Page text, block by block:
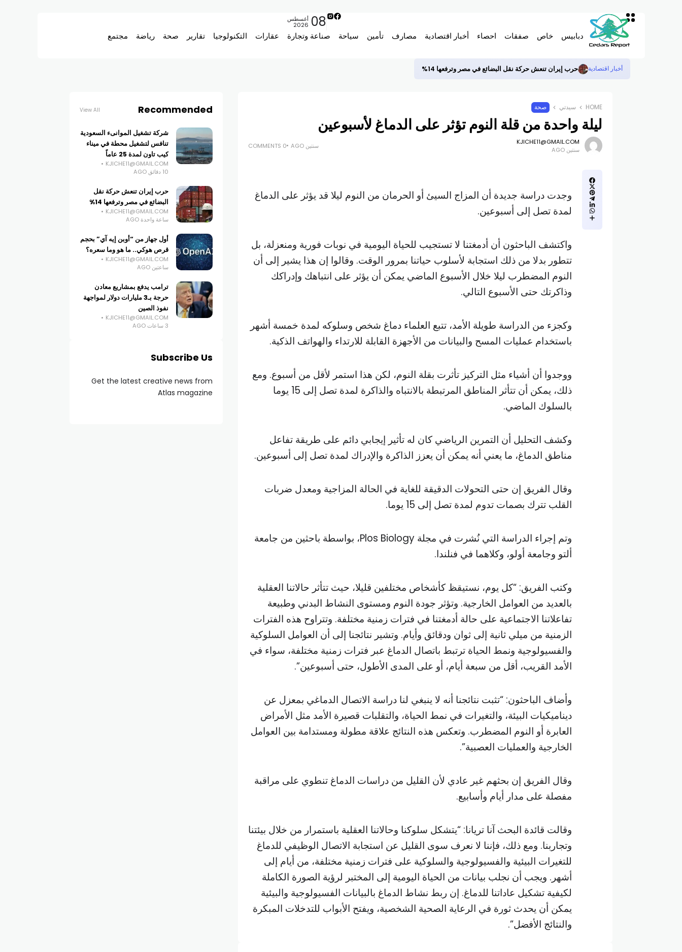
دبابيس خاص صفقات احصاء أخبار اقتصادية مصارف تأمين سياحة صناعة وتجارة عقارات التكنولوجيا تقارير صحة رياضة مجتمع
08 أغسطس
2026
أخبار اقتصادية حرب إيران تنعش حركة نقل البضائع في مصر وترفعها 14%
HOME سيدتي صحة
ليلة واحدة من قلة النوم تؤثر على الدماغ لأسبوعين
KJICHE11@GMAIL.COM
سنتين AGO
سنتين AGO 0 COMMENTS
وجدت دراسة جديدة أن المزاج السيئ أو الحرمان من النوم ليلا قد يؤثر على الدماغ
لمدة تصل إلى أسبوعين.
واكتشف الباحثون أن أدمغتنا لا تستجيب للحياة اليومية في نوبات فورية ومنعزلة، بل
تتطور بدلا من ذلك استجابة لأسلوب حياتنا بمرور الوقت. وقالوا إن هذا يشير إلى أن
النوم المضطرب ليلا خلال الأسبوع الماضي يمكن أن يؤثر على انتباهك وإدراكك
وذاكرتك حتى الأسبوع التالي.
وكجزء من الدراسة طويلة الأمد، تتبع العلماء دماغ شخص وسلوكه لمدة خمسة أشهر
باستخدام عمليات المسح والبيانات من الأجهزة القابلة للارتداء والهواتف الذكية.
ووجدوا أن أشياء مثل التركيز تأثرت بقلة النوم، لكن هذا استمر لأقل من أسبوع. ومع
ذلك، يمكن أن تتأثر المناطق المرتبطة بالانتباه والذاكرة لمدة تصل إلى 15 يوما
بالسلوك الماضي.
وكشف التحليل أن التمرين الرياضي كان له تأثير إيجابي دائم على طريقة تفاعل
مناطق الدماغ، ما يعني أنه يمكن أن يعزز الذاكرة والإدراك لمدة تصل إلى أسبوعين.
وقال الفريق إن حتى التحولات الدقيقة للغاية في الحالة المزاجية ومعدل ضربات
القلب تترك بصمات تدوم لمدة تصل إلى 15 يوما.
وتم إجراء الدراسة التي نُشرت في مجلة Plos Biology، بواسطة باحثين من جامعة
ألتو وجامعة أولو، وكلاهما في فنلندا.
وكتب الفريق: “كل يوم، نستيقظ كأشخاص مختلفين قليلا، حيث تتأثر حالاتنا العقلية
بالعديد من العوامل الخارجية. وتؤثر جودة النوم ومستوى النشاط البدني وطبيعة
تفاعلاتنا الاجتماعية على حالة أدمغتنا في فترات زمنية مختلفة. وتتراوح هذه الفترات
الزمنية من ميلي ثانية إلى ثوان ودقائق وأيام. وتشير نتائجنا إلى أن العوامل السلوكية
والفسيولوجية ونمط الحياة ترتبط باتصال الدماغ عبر فترات زمنية مختلفة، سواء في
الأمد القريب، أقل من سبعة أيام، أو على المدى الأطول، حتى أسبوعين”.
وأضاف الباحثون: “تثبت نتائجنا أنه لا ينبغي لنا دراسة الاتصال الدماغي بمعزل عن
ديناميكيات البيئة، والتغيرات في نمط الحياة، والتقلبات قصيرة الأمد مثل الأمراض
العابرة أو النوم المضطرب. وتعكس هذه النتائج علاقة مطولة ومستدامة بين العوامل
الخارجية والعمليات العصبية”.
وقال الفريق إن بحثهم غير عادي لأن القليل من دراسات الدماغ تنطوي على مراقبة
مفصلة على مدار أيام وأسابيع.
وقالت قائدة البحث آنا تريانا: “يتشكل سلوكنا وحالاتنا العقلية باستمرار من خلال بيئتنا
وتجاربنا. ومع ذلك، فإننا لا نعرف سوى القليل عن استجابة الاتصال الوظيفي للدماغ
للتغيرات البيئية والفسيولوجية والسلوكية على فترات زمنية مختلفة، من أيام إلى
أشهر. ويجب أن نجلب بيانات من الحياة اليومية إلى المختبر لرؤية الصورة الكاملة
لكيفية تشكيل عاداتنا للدماغ. إن ربط نشاط الدماغ بالبيانات الفسيولوجية والبيئية
يمكن أن يحدث ثورة في الرعاية الصحية الشخصية، ويفتح الأبواب للتدخلات المبكرة
والنتائج الأفضل”.
Recommended
View All
شركة تشغيل الموانىء السعودية
تنافس لتشغيل محطة في ميناء
كيب تاون لمدة 25 عاماً
KJICHE11@GMAIL.COM
10 دقائق AGO
حرب إيران تنعش حركة نقل
البضائع في مصر وترفعها 14%
KJICHE11@GMAIL.COM
ساعة واحدة AGO
أول جهاز من “أوبن إيه آي” بحجم
قرص هوكي.. ما هو وما سعره؟
KJICHE11@GMAIL.COM
ساعتين AGO
ترامب يدفع بمشاريع معادن
حرجة بـ3 مليارات دولار لمواجهة
نفوذ الصين
KJICHE11@GMAIL.COM
3 ساعات AGO
Subscribe Us
Get the latest creative news from
Atlas magazine